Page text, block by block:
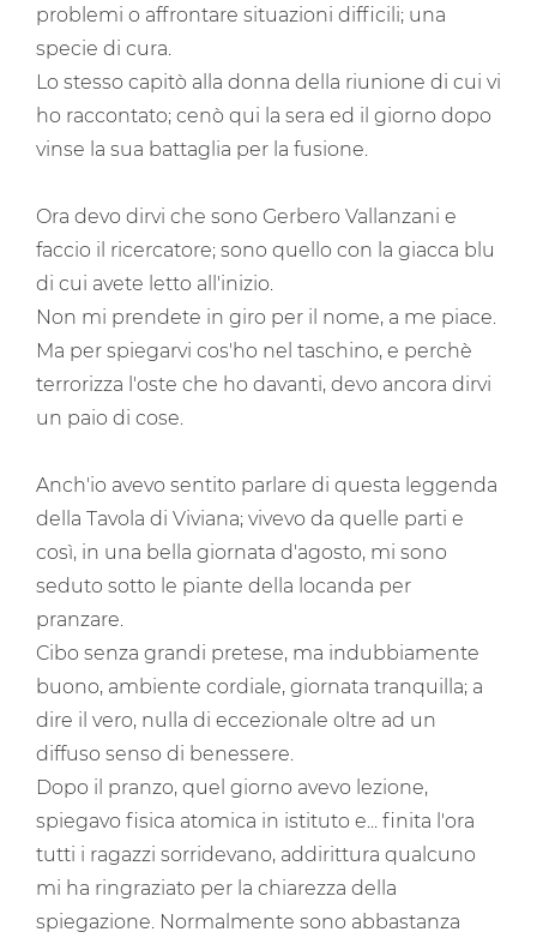
problemi o affrontare situazioni difficili; una
specie di cura.
Lo stesso capitò alla donna della riunione di cui vi
ho raccontato; cenò qui la sera ed il giorno dopo
vinse la sua battaglia per la fusione.
Ora devo dirvi che sono Gerbero Vallanzani e
faccio il ricercatore; sono quello con la giacca blu
di cui avete letto all'inizio.
Non mi prendete in giro per il nome, a me piace.
Ma per spiegarvi cos'ho nel taschino, e perchè
terrorizza l'oste che ho davanti, devo ancora dirvi
un paio di cose.
Anch'io avevo sentito parlare di questa leggenda
della Tavola di Viviana; vivevo da quelle parti e
così, in una bella giornata d'agosto, mi sono
seduto sotto le piante della locanda per
pranzare.
Cibo senza grandi pretese, ma indubbiamente
buono, ambiente cordiale, giornata tranquilla; a
dire il vero, nulla di eccezionale oltre ad un
diffuso senso di benessere.
Dopo il pranzo, quel giorno avevo lezione,
spiegavo fisica atomica in istituto e... finita l'ora
tutti i ragazzi sorridevano, addirittura qualcuno
mi ha ringraziato per la chiarezza della
spiegazione. Normalmente sono abbastanza